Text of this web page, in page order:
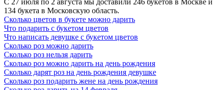
С 27 июля по 2 августа мы доставили 246 букетов в Москве и
134 букета в Московскую область.
Сколько цветов в букете можно дарить
Что подарить с букетом цветов
Что написать девушке с букетом цветов
Сколько роз можно дарить
Сколько роз нельзя дарить
Сколько роз можно дарить на день рождения
Сколько дарят роз на день рождения девушке
Сколько роз подарить жене на день рождения
цветов? Основными символами орхидеи являются красота,
утончённость, изысканность, женственность. Однако, значение
орхидеи на языке цветов ярче раскрывается через
интерпретацию цвета. Белая орхидея – это символ почтения,
невинности. Желтая считается символом дружбы, радости.
Розовая орхидея олицетворяет женственность, утонченность,
восхищение. Всевозможные орхидеи с зелеными вкраплениями
– это символ счастья, удачи, долголетия. Орхидеи с
фиолетовыми соцветиями - восхищение выказывание
достоинства, почтения, а цветы с красными вкраплениями -